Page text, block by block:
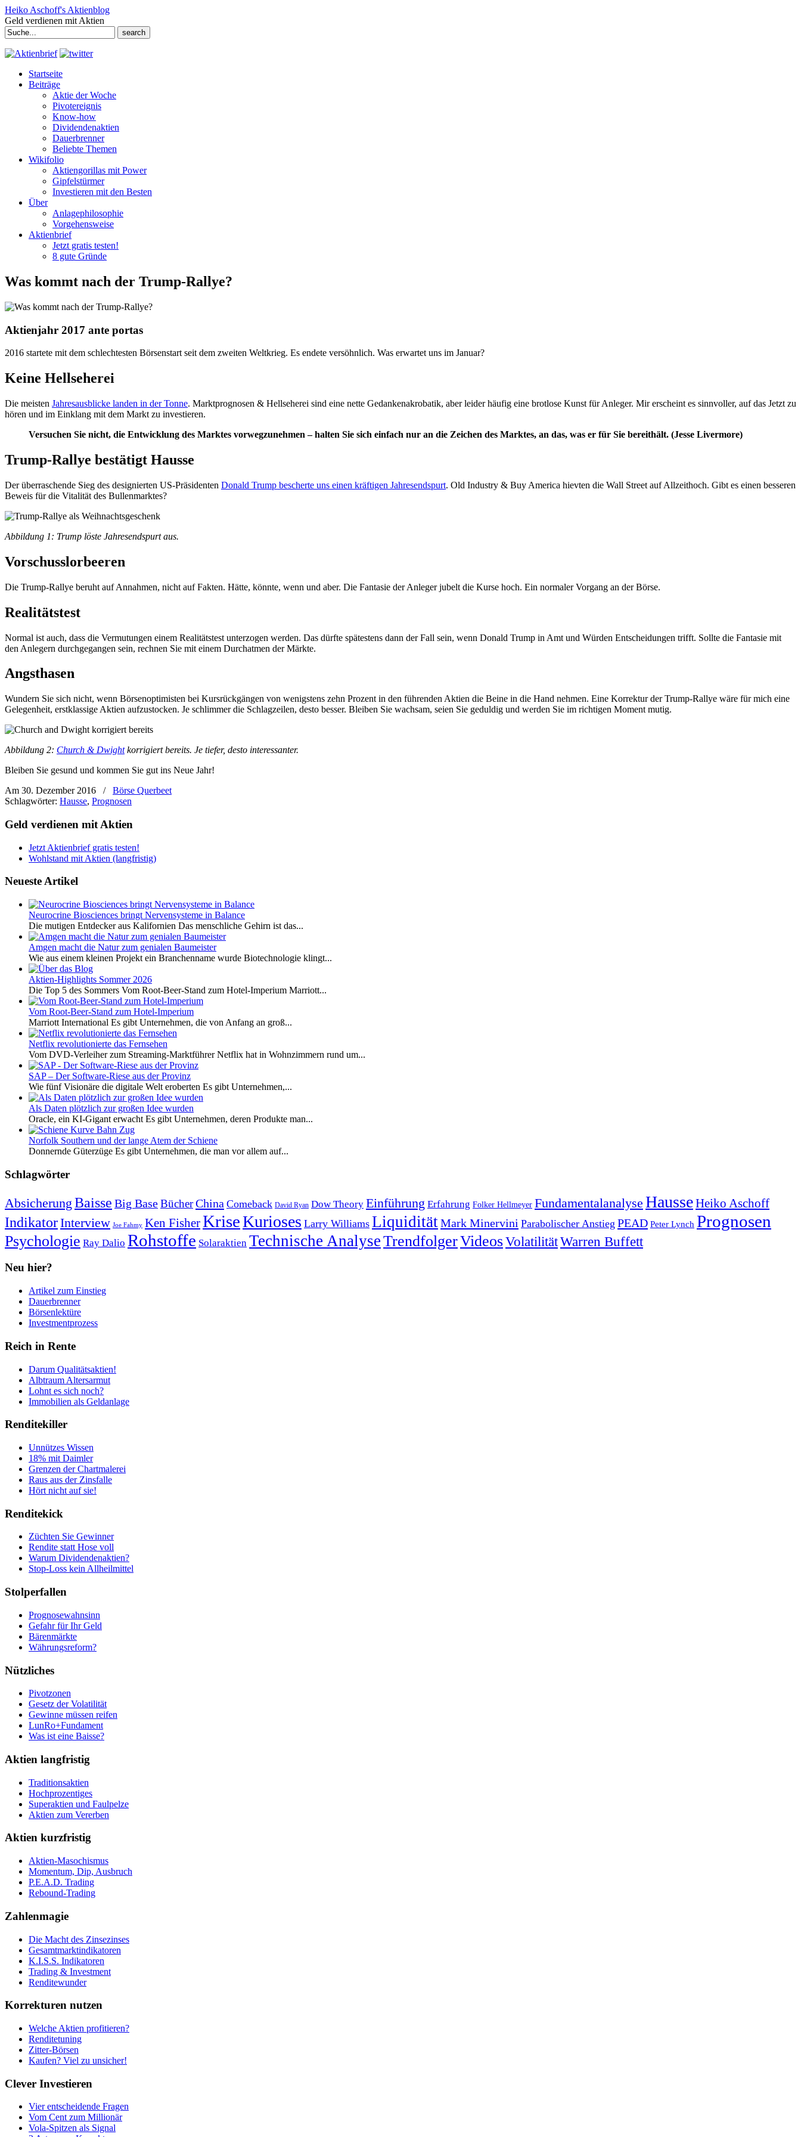
Heiko Aschoff's Aktienblog
Geld verdienen mit Aktien
Search
for:
Startseite
Beiträge
Aktie der Woche
Pivotereignis
Know-how
Dividendenaktien
Dauerbrenner
Beliebte Themen
Wikifolio
Aktiengorillas mit Power
Gipfelstürmer
Investieren mit den Besten
Über
Anlagephilosophie
Vorgehensweise
Aktienbrief
Jetzt gratis testen!
8 gute Gründe
Was kommt nach der Trump-Rallye?
Aktienjahr 2017 ante portas
2016 startete mit dem schlechtesten Börsenstart seit dem zweiten Weltkrieg. Es endete versöhnlich. Was erwartet uns im Januar?
Keine Hellseherei
Die meisten Jahresausblicke landen in der Tonne. Marktprognosen & Hellseherei sind eine nette Gedankenakrobatik, aber leider häufig eine brotlose Kunst für Anleger. Mir erscheint es sinnvoller, auf das Jetzt zu
hören und im Einklang mit dem Markt zu investieren.
Versuchen Sie nicht, die Entwicklung des Marktes vorwegzunehmen – halten Sie sich einfach nur an die Zeichen des Marktes, an das, was er für Sie bereithält. (Jesse Livermore)
Trump-Rallye bestätigt Hausse
Der überraschende Sieg des designierten US-Präsidenten Donald Trump bescherte uns einen kräftigen Jahresendspurt. Old Industry & Buy America hievten die Wall Street auf Allzeithoch. Gibt es einen besseren
Beweis für die Vitalität des Bullenmarktes?
Abbildung 1: Trump löste Jahresendspurt aus.
Vorschusslorbeeren
Die Trump-Rallye beruht auf Annahmen, nicht auf Fakten. Hätte, könnte, wenn und aber. Die Fantasie der Anleger jubelt die Kurse hoch. Ein normaler Vorgang an der Börse.
Realitätstest
Normal ist auch, dass die Vermutungen einem Realitätstest unterzogen werden. Das dürfte spätestens dann der Fall sein, wenn Donald Trump in Amt und Würden Entscheidungen trifft. Sollte die Fantasie mit
den Anlegern durchgegangen sein, rechnen Sie mit einem Durchatmen der Märkte.
Angsthasen
Wundern Sie sich nicht, wenn Börsenoptimisten bei Kursrückgängen von wenigstens zehn Prozent in den führenden Aktien die Beine in die Hand nehmen. Eine Korrektur der Trump-Rallye wäre für mich eine
Gelegenheit, erstklassige Aktien aufzustocken. Je schlimmer die Schlagzeilen, desto besser. Bleiben Sie wachsam, seien Sie geduldig und werden Sie im richtigen Moment mutig.
Abbildung 2: Church & Dwightkorrigiert bereits. Je tiefer, desto interessanter.
Bleiben Sie gesund und kommen Sie gut ins Neue Jahr!
Am 30. Dezember 2016
/
Börse Querbeet
Schlagwörter: Hausse, Prognosen
Geld verdienen mit Aktien
Jetzt Aktienbrief gratis testen!
Wohlstand mit Aktien (langfristig)
Neueste Artikel
Neurocrine Biosciences bringt Nervensysteme in Balance
Die mutigen Entdecker aus Kalifornien Das menschliche Gehirn ist das...
Amgen macht die Natur zum genialen Baumeister
Wie aus einem kleinen Projekt ein Branchenname wurde Biotechnologie klingt...
Aktien-Highlights Sommer 2026
Die Top 5 des Sommers Vom Root-Beer-Stand zum Hotel-Imperium Marriott...
Vom Root-Beer-Stand zum Hotel-Imperium
Marriott International Es gibt Unternehmen, die von Anfang an groß...
Netflix revolutionierte das Fernsehen
Vom DVD-Verleiher zum Streaming-Marktführer Netflix hat in Wohnzimmern rund um...
SAP – Der Software-Riese aus der Provinz
Wie fünf Visionäre die digitale Welt eroberten Es gibt Unternehmen,...
Als Daten plötzlich zur großen Idee wurden
Oracle, ein KI-Gigant erwacht Es gibt Unternehmen, deren Produkte man...
Norfolk Southern und der lange Atem der Schiene
Donnernde Güterzüge Es gibt Unternehmen, die man vor allem auf...
Schlagwörter
Absicherung Baisse Big BaseBücherChina Comeback David Ryan Dow Theory Einführung Erfahrung Folker Hellmeyer Fundamentalanalyse HausseHeiko Aschoff
IndikatorInterview Joe Fahmy Ken FisherKriseKurioses Larry Williams LiquiditätMark Minervini Parabolischer Anstieg PEAD Peter Lynch Prognosen
Psychologie Ray Dalio Rohstoffe Solaraktien Technische AnalyseTrendfolgerVideosVolatilitätWarren Buffett
Neu hier?
Artikel zum Einstieg
Dauerbrenner
Börsenlektüre
Investmentprozess
Reich in Rente
Darum Qualitätsaktien!
Albtraum Altersarmut
Lohnt es sich noch?
Immobilien als Geldanlage
Renditekiller
Unnützes Wissen
18% mit Daimler
Grenzen der Chartmalerei
Raus aus der Zinsfalle
Hört nicht auf sie!
Renditekick
Züchten Sie Gewinner
Rendite statt Hose voll
Warum Dividendenaktien?
Stop-Loss kein Allheilmittel
Stolperfallen
Prognosewahnsinn
Gefahr für Ihr Geld
Bärenmärkte
Währungsreform?
Nützliches
Pivotzonen
Gesetz der Volatilität
Gewinne müssen reifen
LunRo+Fundament
Was ist eine Baisse?
Aktien langfristig
Traditionsaktien
Hochprozentiges
Superaktien und Faulpelze
Aktien zum Vererben
Aktien kurzfristig
Aktien-Masochismus
Momentum, Dip, Ausbruch
P.E.A.D. Trading
Rebound-Trading
Zahlenmagie
Die Macht des Zinsezinses
Gesamtmarktindikatoren
K.I.S.S. Indikatoren
Trading & Investment
Renditewunder
Korrekturen nutzen
Welche Aktien profitieren?
Renditetuning
Zitter-Börsen
Kaufen? Viel zu unsicher!
Clever Investieren
Vier entscheidende Fragen
Vom Cent zum Millionär
Vola-Spitzen als Signal